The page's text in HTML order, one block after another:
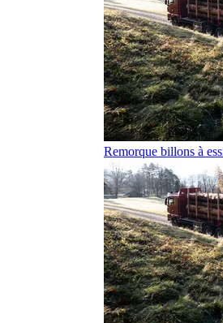
Remorque billons à